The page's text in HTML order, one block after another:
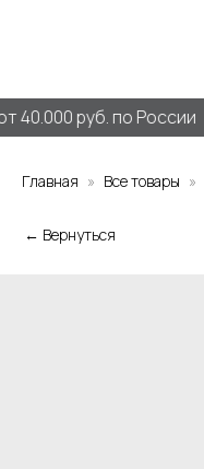
40.000 руб. по России
Главная Все товары
← Вернуться